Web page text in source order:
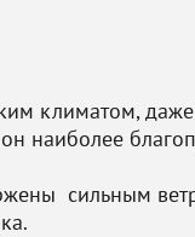
климатом,
наиболее
сильным